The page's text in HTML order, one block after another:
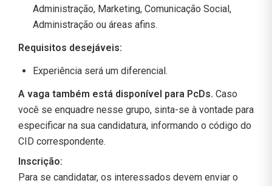
Administração, Marketing, Comunicação Social,
Administração ou áreas afins.
Requisitos desejáveis:
Experiência será um diferencial.
A vaga também está disponível para PcDs. Caso
você se enquadre nesse grupo, sinta-se à vontade para
especificar na sua candidatura, informando o código do
CID correspondente.
Inscrição:
Para se candidatar, os interessados devem enviar o